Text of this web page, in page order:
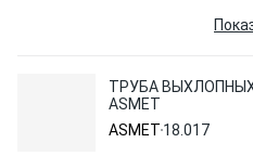
ТРУБА ВЫХЛОПНЫХ
ASMET
ASMET 18.017